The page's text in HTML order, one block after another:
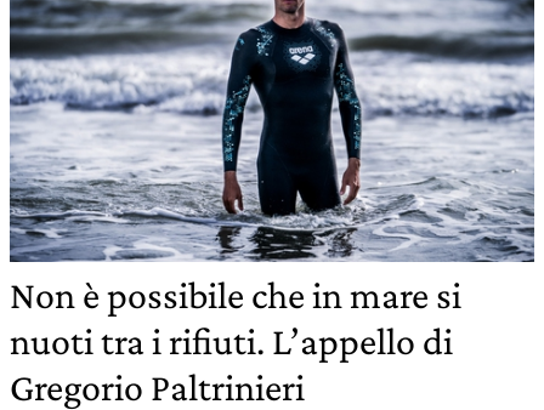
Non è possibile che in mare si
nuoti tra i rifiuti. L’appello di
Gregorio Paltrinieri